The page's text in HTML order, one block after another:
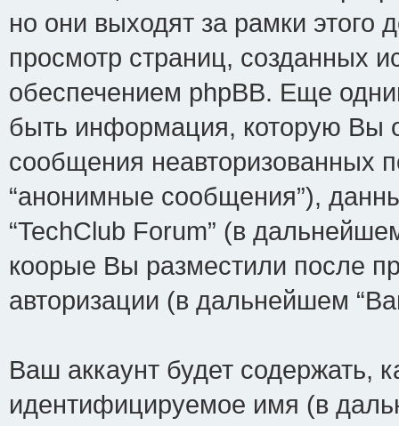
но они выходят за рамки этого
просмотр страниц, созданных
обеспечением phpBB. Еще
быть информация, которую Вы
сообщения неавторизованных
“анонимные сообщения”),
“TechClub Forum” (в
коорые Вы разместили после
авторизации (в дальнейшем
Ваш аккаунт будет содержать,
идентифицируемое имя (в